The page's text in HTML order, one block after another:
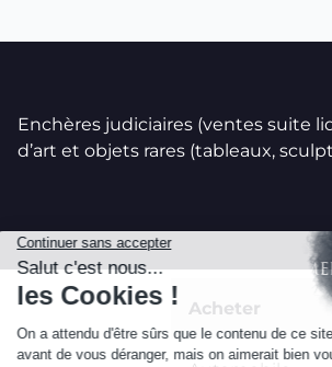
Enchères judiciaires (ventes suite
d’art et objets rares (tableaux,
Acheter